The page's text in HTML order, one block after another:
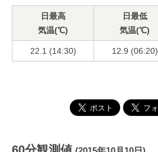
日最高
気温(℃)
日最低
気温(℃)
22.1 (14:30) 12.9 (06:20)
60分観測値